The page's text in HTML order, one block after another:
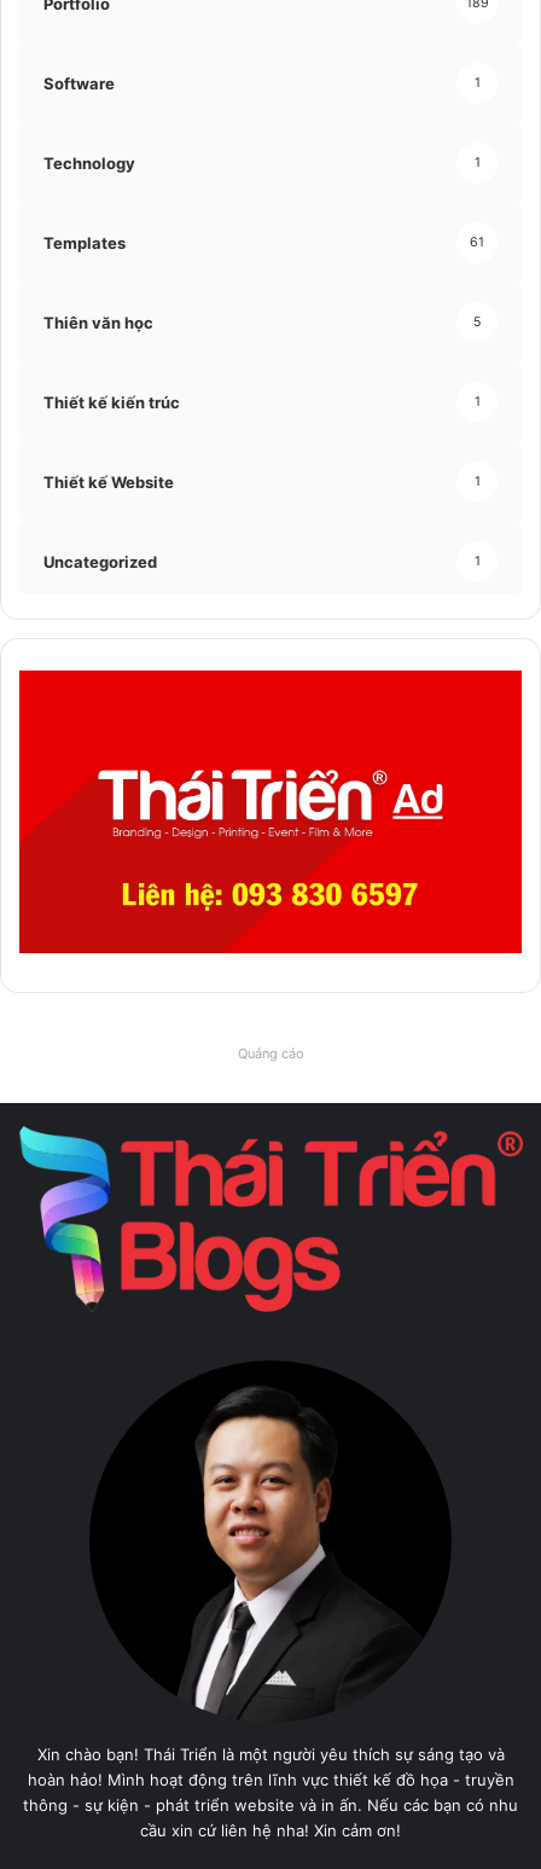
189
Software 1
Technology 1
Templates 61
Thiên văn học 5
Thiết kế kiến trúc 1
Thiết kế Website 1
Uncategorized 1
Quảng cáo
Xin chào bạn! Thái Triển là một người yêu thích sự sáng tạo và
hoàn hảo! Mình hoạt động trên lĩnh vực thiết kế đồ họa - truyền
thông - sự kiện - phát triển website và in ấn. Nếu các bạn có nhu
cầu xin cứ liên hệ nha! Xin cảm ơn!